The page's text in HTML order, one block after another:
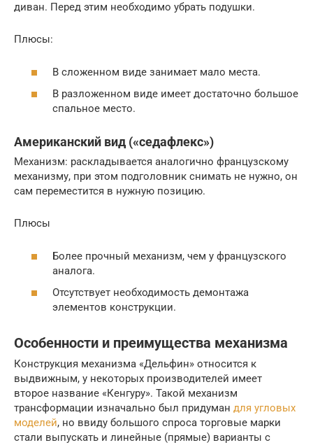
диван. Перед этим необходимо убрать подушки.
Плюсы:
В сложенном виде занимает мало места.
В разложенном виде имеет достаточно большое
спальное место.
Американский вид («седафлекс»)
Механизм: раскладывается аналогично французскому
механизму, при этом подголовник снимать не нужно, он
сам переместится в нужную позицию.
Плюсы
Более прочный механизм, чем у французского
аналога.
Отсутствует необходимость демонтажа
элементов конструкции.
Особенности и преимущества механизма
Конструкция механизма «Дельфин» относится к
выдвижным, у некоторых производителей имеет
второе название «Кенгуру». Такой механизм
трансформации изначально был придуман для угловых
моделей, но ввиду большого спроса торговые марки
стали выпускать и линейные (прямые) варианты с